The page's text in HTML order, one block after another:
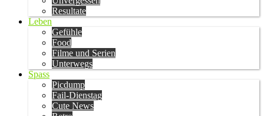
Resultate
Leben
Gefühle
Food
Filme und Serien
Unterwegs
Spass
Picdump
Fail-Dienstag
Cute News